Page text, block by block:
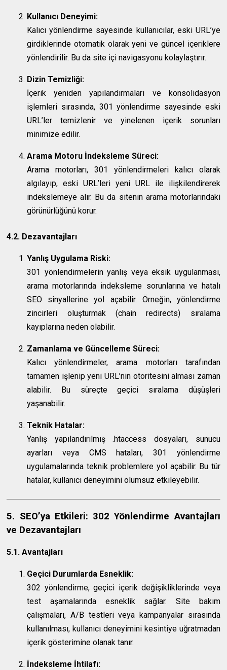
Kullanıcı Deneyimi:
Kalıcı yönlendirme sayesinde kullanıcılar, eski URL’ye
girdiklerinde otomatik olarak yeni ve güncel içeriklere
yönlendirilir. Bu da site içi navigasyonu kolaylaştırır.
Dizin Temizliği:
İçerik yeniden yapılandırmaları ve konsolidasyon
işlemleri sırasında, 301 yönlendirme sayesinde eski
URL’ler temizlenir ve yinelenen içerik sorunları
minimize edilir.
Arama Motoru İndeksleme Süreci:
Arama motorları, 301 yönlendirmeleri kalıcı olarak
algılayıp, eski URL’leri yeni URL ile ilişkilendirerek
indekslemeye alır. Bu da sitenin arama motorlarındaki
görünürlüğünü korur.
4.2. Dezavantajları
Yanlış Uygulama Riski:
301 yönlendirmelerin yanlış veya eksik uygulanması,
arama motorlarında indeksleme sorunlarına ve hatalı
SEO sinyallerine yol açabilir. Örneğin, yönlendirme
zincirleri oluşturmak (chain redirects) sıralama
kayıplarına neden olabilir.
Zamanlama ve Güncelleme Süreci:
Kalıcı yönlendirmeler, arama motorları tarafından
tamamen işlenip yeni URL’nin otoritesini alması zaman
alabilir. Bu süreçte geçici sıralama düşüşleri
yaşanabilir.
Teknik Hatalar:
Yanlış yapılandırılmış .htaccess dosyaları, sunucu
ayarları veya CMS hataları, 301 yönlendirme
uygulamalarında teknik problemlere yol açabilir. Bu tür
hatalar, kullanıcı deneyimini olumsuz etkileyebilir.
5. SEO’ya Etkileri: 302 Yönlendirme Avantajları
ve Dezavantajları
5.1. Avantajları
Geçici Durumlarda Esneklik:
302 yönlendirme, geçici içerik değişikliklerinde veya
test aşamalarında esneklik sağlar. Site bakım
çalışmaları, A/B testleri veya kampanyalar sırasında
kullanılması, kullanıcı deneyimini kesintiye uğratmadan
içerik gösterimine olanak tanır.
İndeksleme İhtilafı: